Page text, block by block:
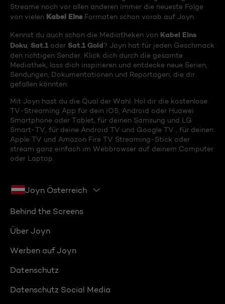
Streame noch vor allen anderen immer die neueste Folge
von vielen Kabel EinsFormaten schon vorab auf Joyn.
Kennst du auch schon die Mediatheken von Kabel Eins
Doku Sat.1oder Sat.1 Gold? Joyn hat für jeden Geschmack
den richtigen Sender. Klick dich durch die gesamte
Mediathek, lass dich inspirieren und entdecke neue Serien,
Sendungen, Dokumentationen und Reportagen, die dir
gefallen könnten.
Mit Joyn hast du die Qual der Wahl. Hol dir die kostenlose
TV-Streaming App für dein iOS, Android oder Huawei
Smartphone oder Tablet, für deinen Samsung und LG
Smart-TV, für deine Android TV und Google TV , für deinen
Apple TV und Amazon Fire TV Streaming-Stick oder
stream ganz einfach im Webbrowser auf deinem Computer
oder Laptop.
Joyn Österreich
Behind the Screens
Über Joyn
Werben auf Joyn
Datenschutz
Datenschutz Social Media